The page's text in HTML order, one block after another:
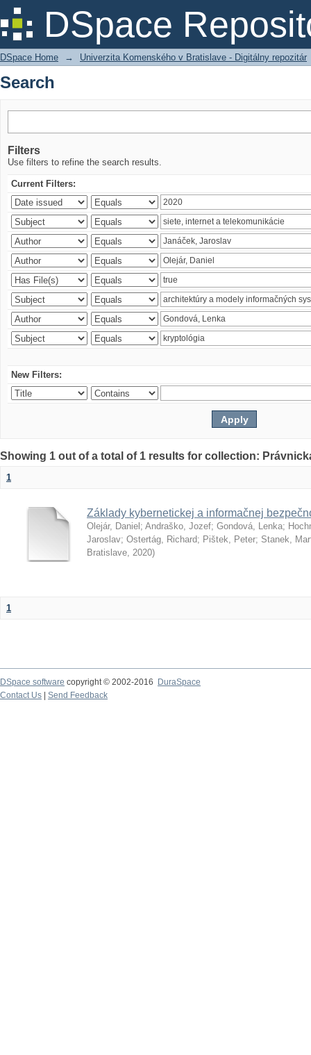
DSpace
Search
DSpace Home → Univerzita Komenského v Bratislave - Digitálny repozitár
Search
Filters
Use filters to refine the search results.
Current Filters:
New Filters:
Showing 1 out of a total of 1 results for collection:
1
Základy kybernetickej a informačnej
Olejár, Daniel ; Andraško, Jozef; Gondová, Lenka;
Jaroslav; Ostertág, Richard; Pištek, Peter; Stanek,
Bratislave, 2020)
1
DSpace software copyright © 2002-2016
DuraSpace
Contact Us
Send Feedback